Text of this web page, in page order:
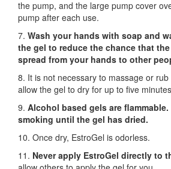
the pump, and the large pump cover
pump after each use.
7. Wash your hands with soap and
the gel to reduce the chance that
spread from your hands to other
8. It is not necessary to massage or
allow the gel to dry for up to five
9. Alcohol based gels are
smoking until the gel has dried.
10. Once dry, EstroGel is odorless.
11. Never apply EstroGel directly to